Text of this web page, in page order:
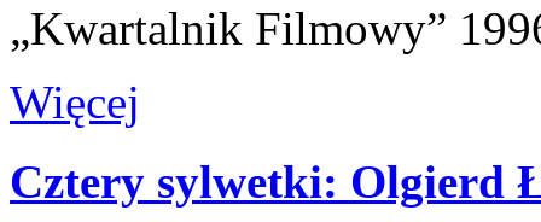
„Kwartalnik Filmowy”
Więcej
Cztery sylwetki: Olgierd